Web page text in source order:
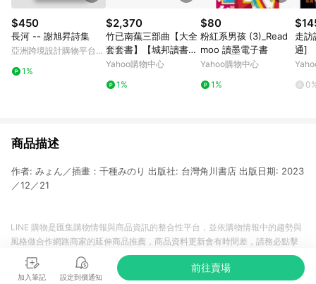
$450
長河 -- 謝旭昇詩集
亞洲跨境設計購物平台
1%
$2,370
竹已南蕪三部曲【大全
套套書】【城邦讀書花
園】
Yahoo購物中心
1%
$80
粉紅系男孩 (3)_Read
moo 讀墨電子書
Yahoo購物中心
1%
走訪
通]
商品描述
作者: みょん／插畫：千種みのり 出版社: 台灣角川書店 出版日期: 2023
／12／21
加入筆記 設定到價通知
前往賣場
LINE 購物是匯集購物情報與商品資訊的整合性平台，並依購物情報中的趨勢與
風格做合作網路商家的延伸商品推薦，商品資料更新會有時間差，請務必點擊
商品至各合作網路商家，確認現售價與購物條件，一切資訊以合作廠商網頁為
準。